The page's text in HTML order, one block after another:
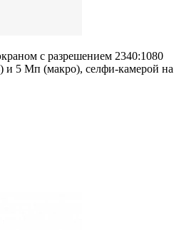
с разрешением 2340:1080
и 5 Мп (макро), селфи-камерой на